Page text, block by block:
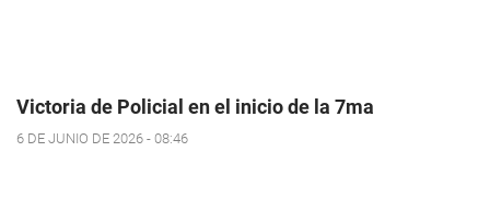
Victoria de Policial en el inicio de la 7ma
6 DE JUNIO DE 2026 - 08:46